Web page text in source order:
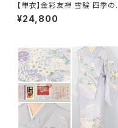
【単衣】金彩友禅 雪輪 四季の
花々 正絹 訪問着 黄緑 青緑 紫
1418
¥24,800